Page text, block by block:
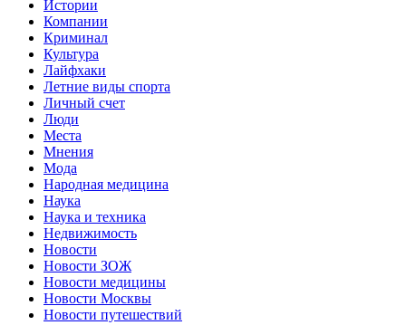
Истории
Компании
Криминал
Культура
Лайфхаки
Летние виды спорта
Личный счет
Люди
Места
Мнения
Мода
Народная медицина
Наука
Наука и техника
Недвижимость
Новости
Новости ЗОЖ
Новости медицины
Новости Москвы
Новости путешествий